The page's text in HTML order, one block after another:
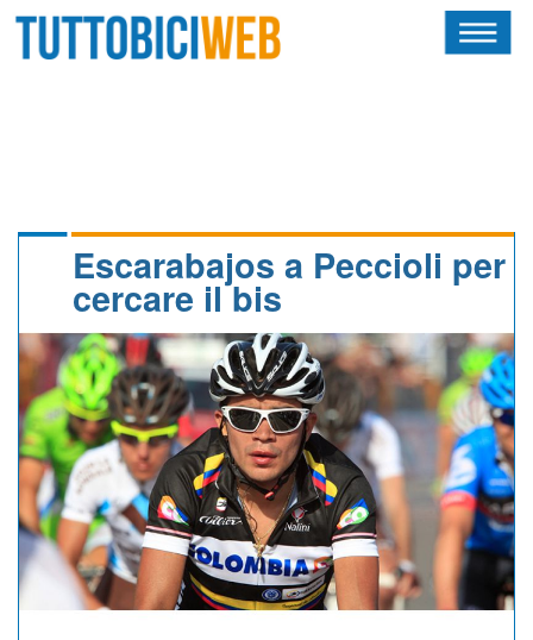
CALENDARIO
OSCAR
ALBI D'ORO
NEWSLETTER
Escarabajos a Peccioli per
cercare il bis